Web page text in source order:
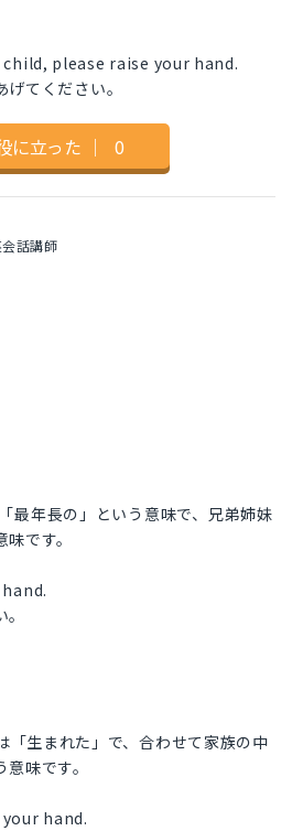
please raise your hand.
てください。
に立った ｜ 0
話講師
最年長の」という意味で、兄弟姉妹
です。
生まれた」で、合わせて家族の中
味です。
hand.